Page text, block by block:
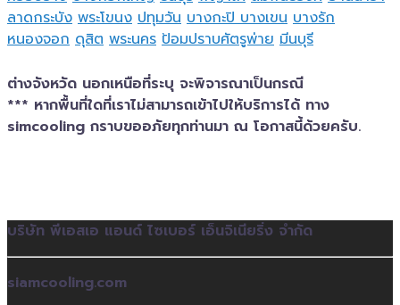
ลาดกระบัง พระโขนง ปทุมวัน บางกะปิ บางเขน บางรัก
หนองจอก ดุสิต พระนคร ป้อมปราบศัตรูพ่าย มีนบุรี
ต่างจังหวัด นอกเหนือที่ระบุ จะพิจารณาเป็นกรณี
*** หากพื้นที่ใดที่เราไม่สามารถเข้าไปให้บริการได้ ทาง
simcooling กราบขออภัยทุกท่านมา ณ โอกาสนี้ด้วยครับ.
บริษัท พีเอสเอ แอนด์ ไซเบอร์ เอ็นจิเนียริ่ง จำกัด
siamcooling.com